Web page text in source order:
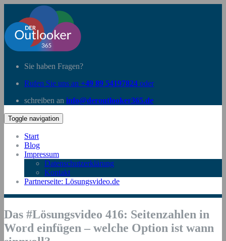
Sie haben Fragen?
Rufen Sie uns an +49 89 54197824 oder
schreiben an info@deroutlooker365.de
Toggle navigation
Start
Blog
Impressum
Datenschutzerklärung
Kontakt
Partnerseite: Lösungsvideo.de
Das #Lösungsvideo 416: Seitenzahlen in
Word einfügen – welche Option ist wann